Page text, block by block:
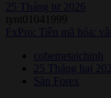
25 Tháng tư 2026
tynt01041999
FxPro: Tiền mã hóa:
cobemetaichinh
25 Tháng hai
Sàn Forex